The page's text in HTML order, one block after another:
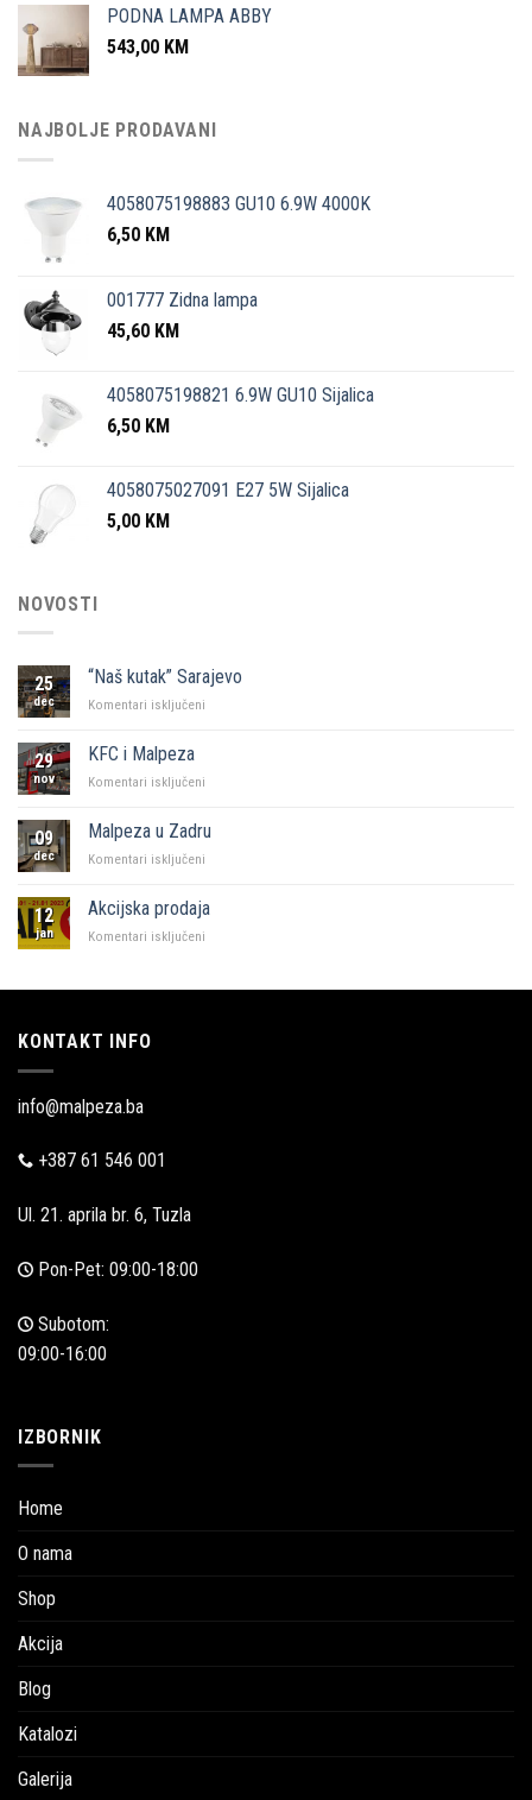
PODNA LAMPA ABBY
543,00 KM
NAJBOLJE PRODAVANI
4058075198883 GU10 6.9W 4000K
6,50 KM
001777 Zidna lampa
45,60 KM
4058075198821 6.9W GU10 Sijalica
6,50 KM
4058075027091 E27 5W Sijalica
5,00 KM
NOVOSTI
25
dec
“Naš kutak” Sarajevo
Komentari isključeni
29
nov
KFC i Malpeza
Komentari isključeni
Malpeza
09
dec
Malpeza u Zadru
Komentari isključeni
Zadru
12
jan
Akcijska prodaja
Komentari isključeni
KONTAKT INFO
info@malpeza.ba
+387 61 546 001
Ul. 21. aprila br. 6, Tuzla
Pon-Pet: 09:00-18:00
Subotom:
09:00-16:00
IZBORNIK
Home
O nama
Shop
Akcija
Blog
Katalozi
Galerija